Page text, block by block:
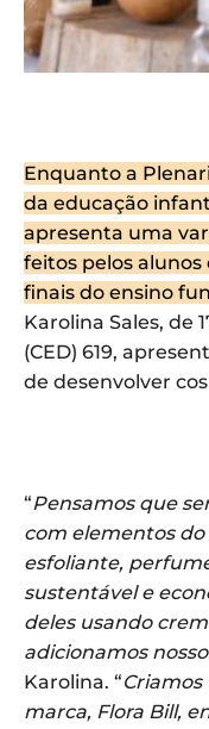
Enquanto a
da educação
apresenta uma
feitos pelos alunos
finais do ensino
Karolina Sales, de
(CED) 619,
de desenvolver
“Pensamos que
com elementos do
esfoliante,
sustentável e
deles usando
adicionamos
Karolina. “
marca, Flora Bill,